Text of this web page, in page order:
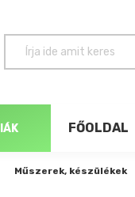
FŐOLDAL
Műszerek, készülékek